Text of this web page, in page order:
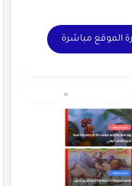
الموقع مباشرة